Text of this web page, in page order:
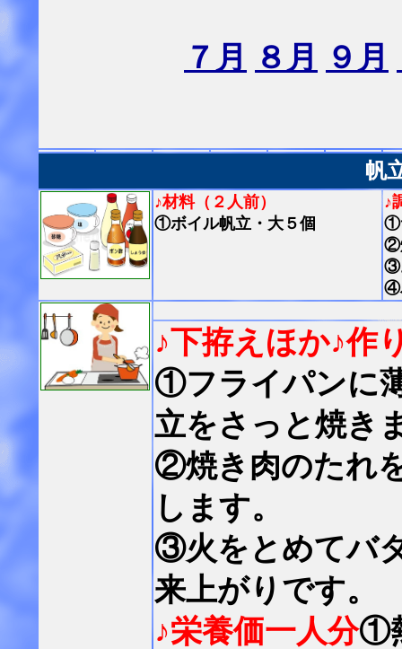
７月 ８月 ９月
帆
♪材料（２人前）
①ボイル帆立・大５個
♪
①
②
③
④
♪下拵えほか♪作
①フライパンに
立をさっと焼き
②焼き肉のたれ
します。
③火をとめてバ
来上がりです。
♪栄養価一人分①